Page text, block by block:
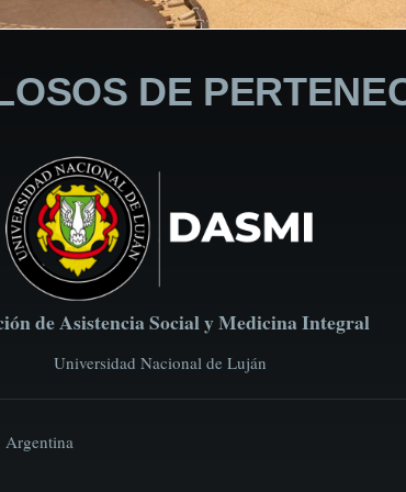
DE
de Asistencia Social y Medicina Integral
Universidad Nacional de Luján
Argentina